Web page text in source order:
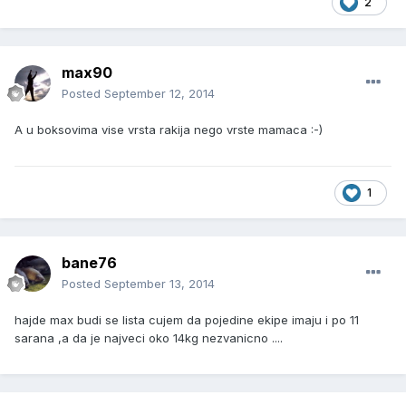
max90
Posted September 12, 2014
A u boksovima vise vrsta rakija nego vrste mamaca :-)
1
bane76
Posted September 13, 2014
hajde max budi se lista cujem da pojedine ekipe imaju i po 11
sarana ,a da je najveci oko 14kg nezvanicno ....